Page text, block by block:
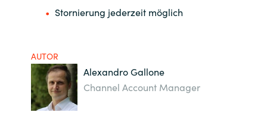
Stornierung jederzeit möglich
AUTOR
Alexandro Gallone
Channel Account Manager